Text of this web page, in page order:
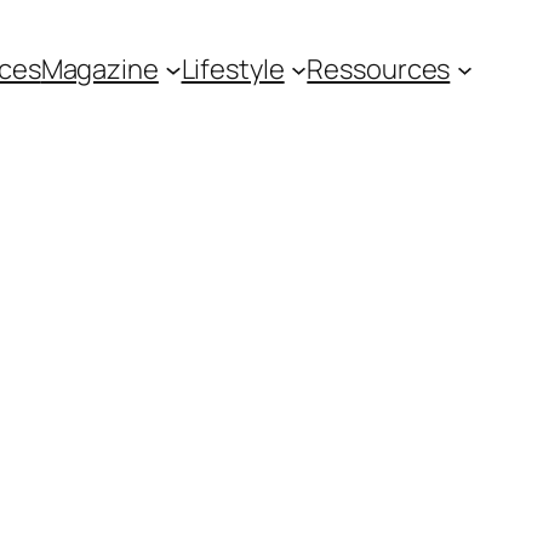
Magazine Lifestyle Ressources